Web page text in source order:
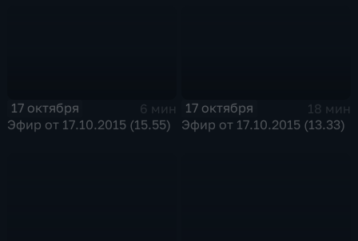
17 октября
6 мин
Эфир от 17.10.2015 (15.55)
17 октября
18 мин
Эфир от 17.10.2015 (13.33)